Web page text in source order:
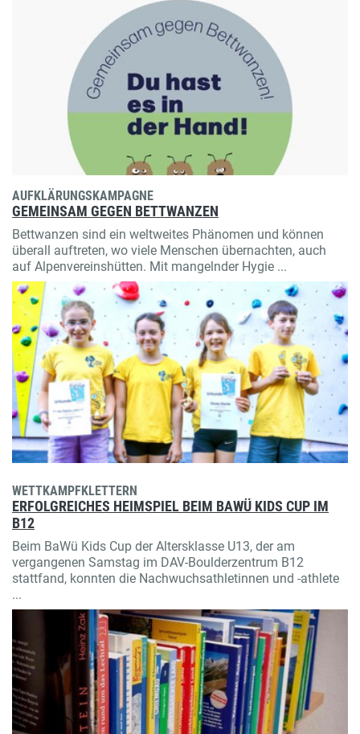
AUFKLÄRUNGSKAMPAGNE
GEMEINSAM GEGEN BETTWANZEN
Bettwanzen sind ein weltweites Phänomen und können
überall auftreten, wo viele Menschen übernachten, auch
auf Alpenvereinshütten. Mit mangelnder Hygie ...
WETTKAMPFKLETTERN
ERFOLGREICHES HEIMSPIEL BEIM BAWÜ KIDS CUP IM
B12
Beim BaWü Kids Cup der Altersklasse U13, der am
vergangenen Samstag im DAV-Boulderzentrum B12
stattfand, konnten die Nachwuchsathletinnen und -athlete
...